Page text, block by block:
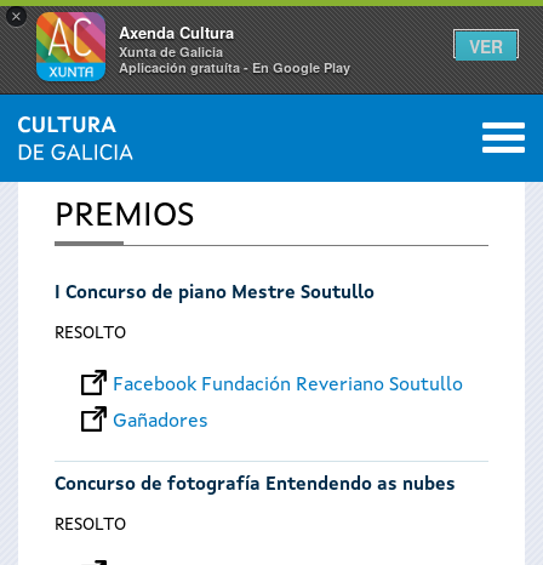
×
Axenda Cultura
Xunta de Galicia
Aplicación gratuíta - En Google Play
VER
Vostede
está
aquí
INICIO 0
PREMIOS
I Concurso de piano Mestre Soutullo
RESOLTO
Facebook Fundación Reveriano Soutullo
Gañadores
Concurso de fotografía Entendendo as nubes
RESOLTO